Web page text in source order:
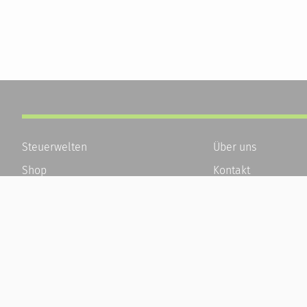
Steuerwelten
Shop
Über uns
Kontakt